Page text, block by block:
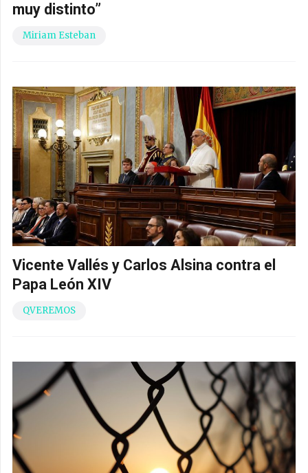
muy distinto”
Miriam Esteban
Vicente Vallés y Carlos Alsina contra el
Papa León XIV
QVEREMOS